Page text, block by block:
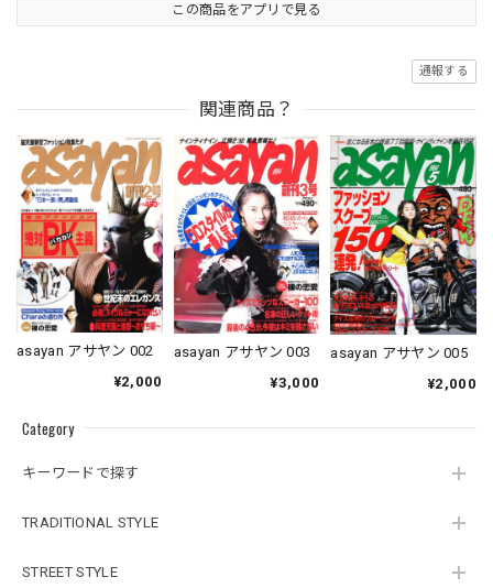
Category
キーワードで探す
TRADITIONAL STYLE
STREET STYLE
この商品をアプリで見る
通報する
関連商品？
asayan アサヤン 002
¥2,000
asayan アサヤン 003
¥3,000
asayan アサヤン 005
¥2,000